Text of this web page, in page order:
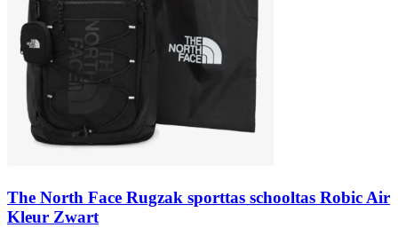
The North Face Rugzak sporttas schooltas Robic Air
Kleur Zwart